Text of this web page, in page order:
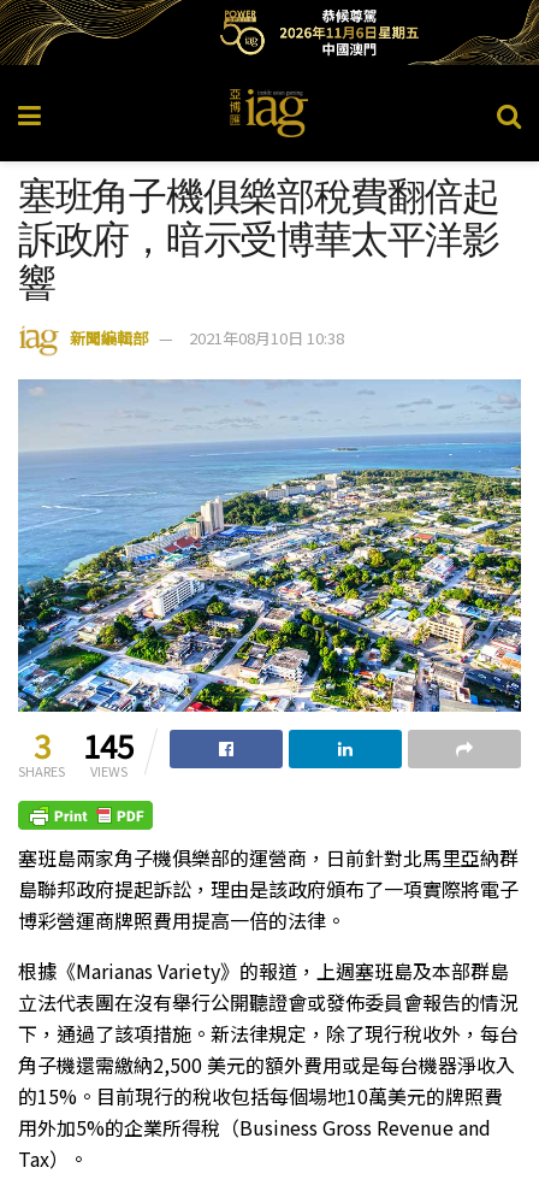
塞班角子機俱樂部稅費翻倍起
訴政府，暗示受博華太平洋影
響
新聞編輯部 2021年08月10日 10:38
3
SHARES
145
VIEWS
塞班島兩家角子機俱樂部的運營商，日前針對北馬里亞納群
島聯邦政府提起訴訟，理由是該政府頒布了一項實際將電子
博彩營運商牌照費用提高一倍的法律。
根據《Marianas Variety》的報道，上週塞班島及本部群島
立法代表團在沒有舉行公開聽證會或發佈委員會報告的情況
下，通過了該項措施。新法律規定，除了現行稅收外，每台
角子機還需繳納2,500 美元的額外費用或是每台機器淨收入
的15%。目前現行的稅收包括每個場地10萬美元的牌照費
用外加5%的企業所得稅（Business Gross Revenue and
Tax）。